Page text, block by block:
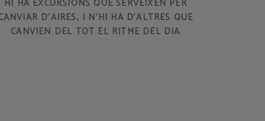
HI HA EXCURSIONS QUE SERVEIXEN PER
D’AIRES, I N’HI HA D’ALTRES QUE
CANVIEN DEL TOT EL RITME DEL DIA